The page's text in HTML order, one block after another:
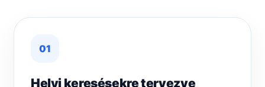
01
Helyi keresésekre tervezve